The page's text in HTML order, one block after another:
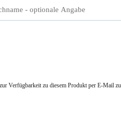
- optionale Angabe
Verfügbarkeit zu diesem Produkt per E-Mail zu.